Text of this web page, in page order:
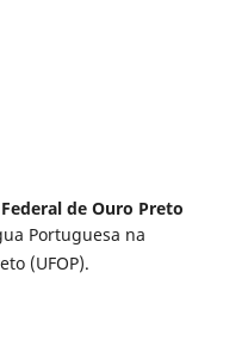
de Ouro Preto
Portuguesa na
(UFOP).